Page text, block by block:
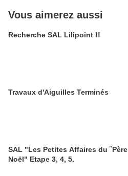
Vous aimerez aussi
Recherche SAL Lilipoint !!
Travaux d'Aiguilles Terminés
SAL "Les Petites Affaires du ¨Père
Noël" Etape 3, 4, 5.